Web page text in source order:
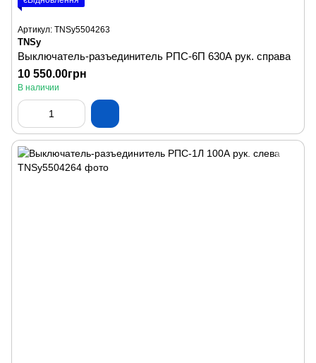
Артикул: TNSy5504263
TNSy
Выключатель-разъединитель РПС-6П 630А рук. справа
10 550.00грн
В наличии